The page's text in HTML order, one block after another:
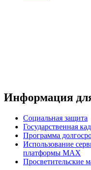
Информация
Социальная защита
Государственная
Программа
Использование
платформы MAX
Просветительские